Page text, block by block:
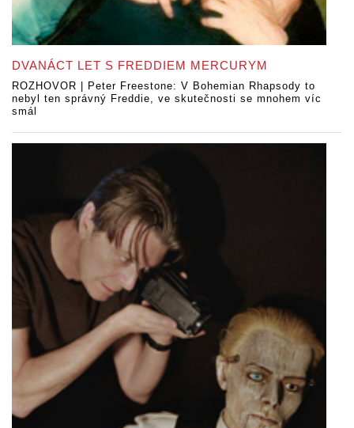
DVANÁCT LET S FREDDIEM MERCURYM
ROZHOVOR | Peter Freestone: V Bohemian Rhapsody to
nebyl ten správný Freddie, ve skutečnosti se mnohem víc
smál